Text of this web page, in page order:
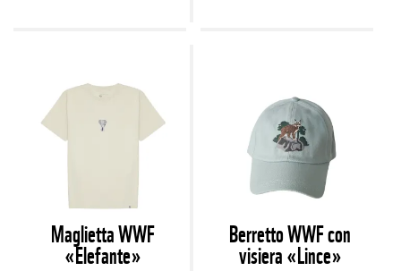
Maglietta WWF
«Elefante»
Berretto WWF con
visiera «Lince»